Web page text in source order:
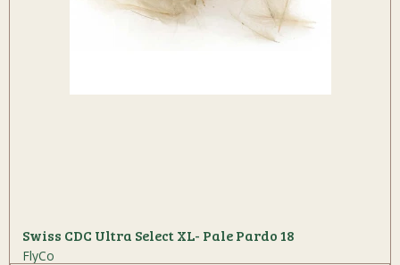
Swiss CDC Ultra Select XL- Pale Pardo 18
FlyCo